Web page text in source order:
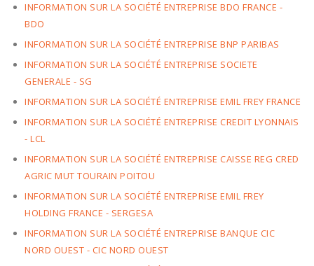
INFORMATION SUR LA SOCIÉTÉ ENTREPRISE BDO FRANCE -
BDO
INFORMATION SUR LA SOCIÉTÉ ENTREPRISE BNP PARIBAS
INFORMATION SUR LA SOCIÉTÉ ENTREPRISE SOCIETE
GENERALE - SG
INFORMATION SUR LA SOCIÉTÉ ENTREPRISE EMIL FREY FRANCE
INFORMATION SUR LA SOCIÉTÉ ENTREPRISE CREDIT LYONNAIS
- LCL
INFORMATION SUR LA SOCIÉTÉ ENTREPRISE CAISSE REG CRED
AGRIC MUT TOURAIN POITOU
INFORMATION SUR LA SOCIÉTÉ ENTREPRISE EMIL FREY
HOLDING FRANCE - SERGESA
INFORMATION SUR LA SOCIÉTÉ ENTREPRISE BANQUE CIC
NORD OUEST - CIC NORD OUEST